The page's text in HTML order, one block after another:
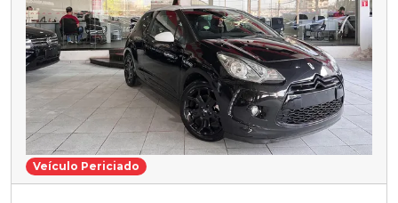
Veículo Periciado